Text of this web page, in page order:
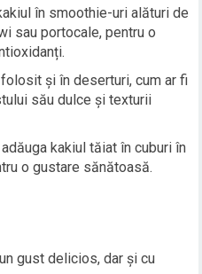
în smoothie-uri alături de
sau portocale, pentru o
și în deserturi, cum ar fi
său dulce și texturii
kakiul tăiat în cuburi în
o gustare sănătoasă.
gust delicios, dar și cu